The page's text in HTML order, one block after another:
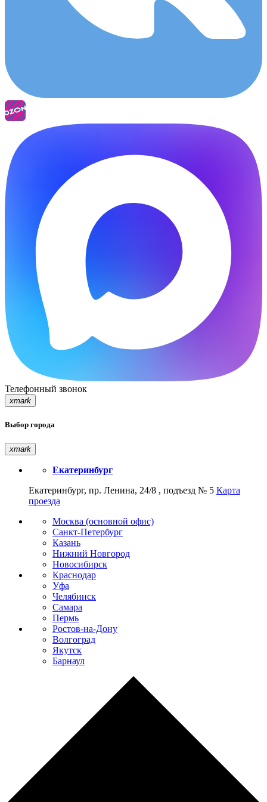
Телефонный звонок
xmark
Выбор города
xmark
Екатеринбург
Екатеринбург, пр. Ленина, 24/8 , подъезд № 5 Карта
проезда
Москва (основной офис)
Санкт-Петербург
Казань
Нижний Новгород
Новосибирск
Краснодар
Уфа
Челябинск
Самара
Пермь
Ростов-на-Дону
Волгоград
Якутск
Барнаул